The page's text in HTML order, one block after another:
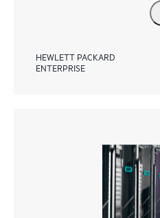
HEWLETT PACKARD
ENTERPRISE